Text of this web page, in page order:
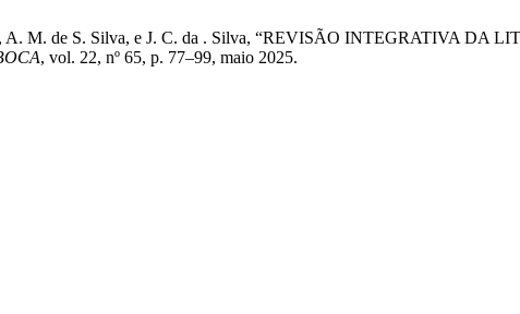
A. M. de S. Silva, e J. C. da . Silva, “REVISÃO INTEGRATIVA
, vol. 22, nº 65, p. 77–99, maio 2025.